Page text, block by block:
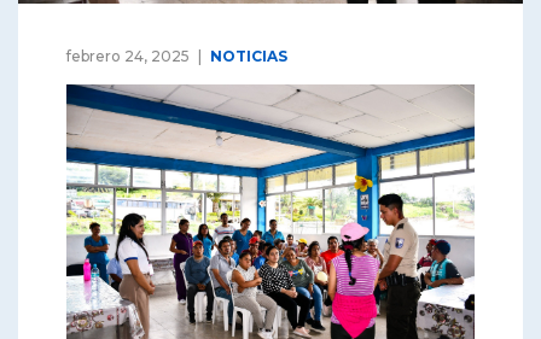
febrero 24, 2025 NOTICIAS